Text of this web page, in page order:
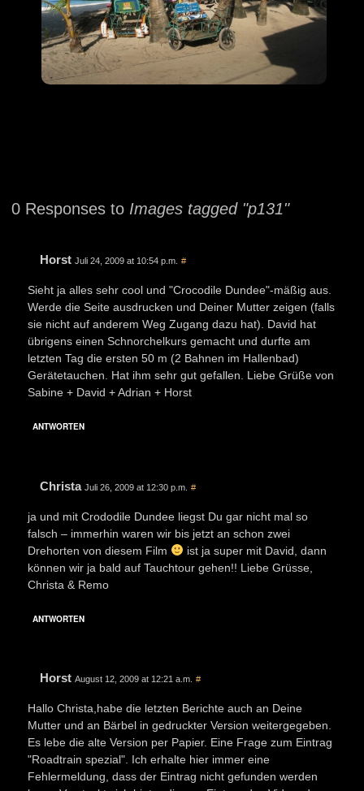
0 Responses to Images tagged "p131"
Horst Juli 24, 2009 at 10:54 p.m. #
Sieht ja alles sehr cool und "Crocodile Dundee"-mäßig aus.
Werde die Seite ausdrucken und Deiner Mutter zeigen (falls
sie nicht auf anderem Weg Zugang dazu hat). David hat
übrigens einen Schnorchelkurs gemacht und durfte am
letzten Tag die ersten 50 m (2 Bahnen im Hallenbad)
Gerätetauchen. Hat ihm sehr gut gefallen. Liebe Grüße von
Sabine + David + Adrian + Horst
ANTWORTEN
Christa Juli 26, 2009 at 12:30 p.m. #
ja und mit Crododile Dundee liegst Du gar nicht mal so
falsch – immerhin waren wir bis jetzt an schon zwei
Drehorten von diesem Film
ist ja super mit David, dann
können wir ja bald auf Tauchtour gehen!! Liebe Grüsse,
Christa & Remo
ANTWORTEN
Horst August 12, 2009 at 12:21 a.m. #
Hallo Christa,habe die letzten Berichte auch an Deine
Mutter und an Bärbel in gedruckter Version weitergegeben.
Es lebe die alte Version per Papier. Eine Frage zum Eintrag
"Roadtrain spezial". Ich erhalte hier immer eine
Fehlermeldung, dass der Eintrag nicht gefunden werden